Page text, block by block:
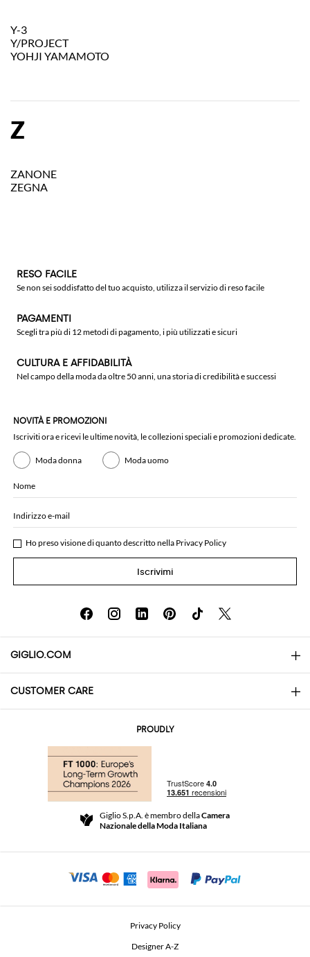
Y-3
Y/PROJECT
YOHJI YAMAMOTO
Z
ZANONE
ZEGNA
RESO FACILE
Se non sei soddisfatto del tuo acquisto, utilizza il servizio di reso facile
PAGAMENTI
Scegli tra più di 12 metodi di pagamento, i più utilizzati e sicuri
CULTURA E AFFIDABILITÀ
Nel campo della moda da oltre 50 anni, una storia di credibilità e successi
NOVITÀ E PROMOZIONI
Iscriviti ora e ricevi le ultime novità, le collezioni speciali e promozioni dedicate.
Moda donna Moda uomo
Nome
Indirizzo e-mail
Ho preso visione di quanto descritto nella Privacy Policy
Iscrivimi
GIGLIO.COM
About
Community Store
Beauty Seekers VIP Club
CUSTOMER CARE
Resi e Rimborsi
Termini e Condizioni di vendita
Comunicazione di sicurezza
PROUDLY
Giglio S.p.A. è membro dellaCamera
Nazionale della Moda Italiana
Privacy Policy
Designer A-Z